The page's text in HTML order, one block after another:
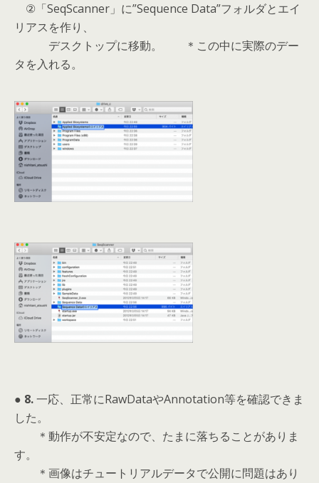
②「SeqScanner」に”Sequence Data”フォルダとエイ
リアスを作り、
デスクトップに移動。 ＊この中に実際のデー
タを入れる。
● 8.一応、正常にRawDataやAnnotation等を確認できま
した。
＊動作が不安定なので、たまに落ちることがありま
す。
＊画像はチュートリアルデータで公開に問題はあり